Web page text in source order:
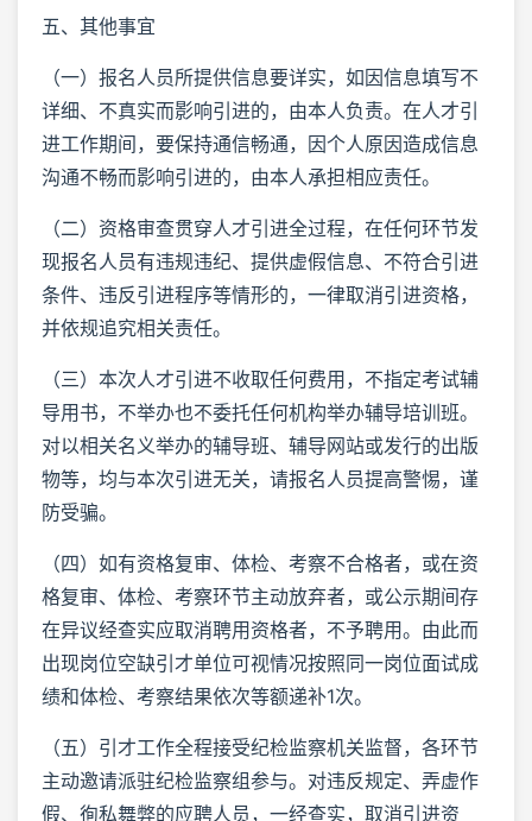
五、其他事宜
（一）报名人员所提供信息要详实，如因信息填写不
详细、不真实而影响引进的，由本人负责。在人才引
进工作期间，要保持通信畅通，因个人原因造成信息
沟通不畅而影响引进的，由本人承担相应责任。
（二）资格审查贯穿人才引进全过程，在任何环节发
现报名人员有违规违纪、提供虚假信息、不符合引进
条件、违反引进程序等情形的，一律取消引进资格，
并依规追究相关责任。
（三）本次人才引进不收取任何费用，不指定考试辅
导用书，不举办也不委托任何机构举办辅导培训班。
对以相关名义举办的辅导班、辅导网站或发行的出版
物等，均与本次引进无关，请报名人员提高警惕，谨
防受骗。
（四）如有资格复审、体检、考察不合格者，或在资
格复审、体检、考察环节主动放弃者，或公示期间存
在异议经查实应取消聘用资格者，不予聘用。由此而
出现岗位空缺引才单位可视情况按照同一岗位面试成
绩和体检、考察结果依次等额递补1次。
（五）引才工作全程接受纪检监察机关监督，各环节
主动邀请派驻纪检监察组参与。对违反规定、弄虚作
假、徇私舞弊的应聘人员，一经查实，取消引进资